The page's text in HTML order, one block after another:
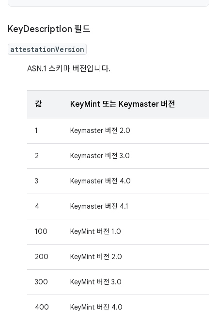
KeyDescription 필드
attestationVersion
ASN.1 스키마 버전입니다.
값 KeyMint 또는 Keymaster 버전
1 Keymaster 버전 2.0
2 Keymaster 버전 3.0
3 Keymaster 버전 4.0
4 Keymaster 버전 4.1
100 KeyMint 버전 1.0
200 KeyMint 버전 2.0
300 KeyMint 버전 3.0
400 KeyMint 버전 4.0